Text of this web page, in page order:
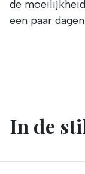
de
een paar
In de